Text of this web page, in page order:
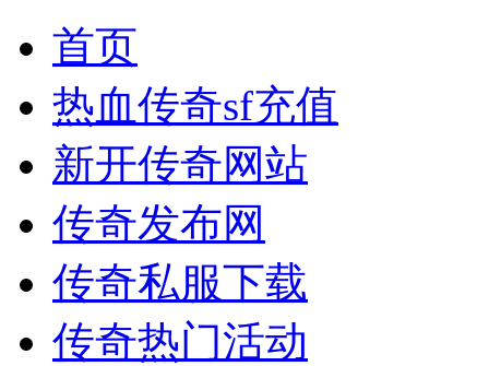
首页
热血传奇sf充值
新开传奇网站
传奇发布网
传奇私服下载
传奇热门活动